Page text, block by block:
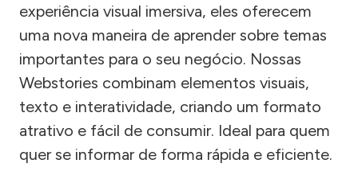
experiência visual imersiva, eles oferecem
uma nova maneira de aprender sobre temas
importantes para o seu negócio. Nossas
Webstories combinam elementos visuais,
texto e interatividade, criando um formato
atrativo e fácil de consumir. Ideal para quem
quer se informar de forma rápida e eficiente.